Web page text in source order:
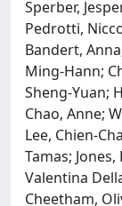
Sperber,
Pedrotti,
Bandert,
Ming-Hann;
Sheng-Yuan;
Chao, Anne;
Lee, Chien-
Tamas;
Valentina
Cheetham,